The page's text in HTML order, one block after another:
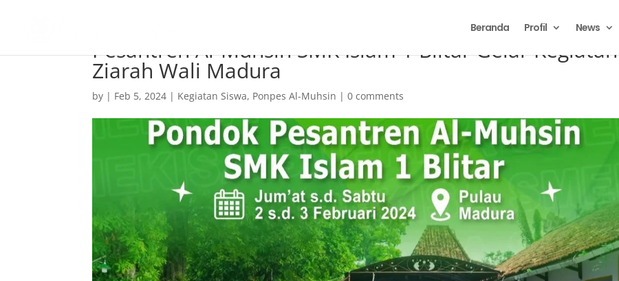
Beranda Profil News
Pesantren Al-Muhsin SMK Islam 1 Blitar Gelar Kegiatan
Ziarah Wali Madura
by | Feb 5, 2024 | Kegiatan Siswa, Ponpes Al-Muhsin |0 comments